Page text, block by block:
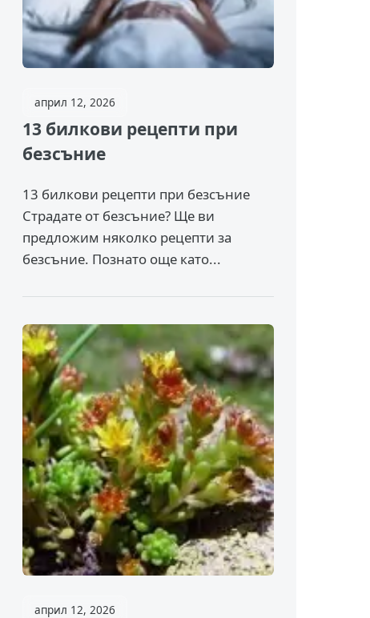
април 12, 2026
13 билкови рецепти при
безсъние
13 билкови рецепти при безсъние
Страдате от безсъние? Ще ви
предложим няколко рецепти за
безсъние. Познато още като...
април 12, 2026